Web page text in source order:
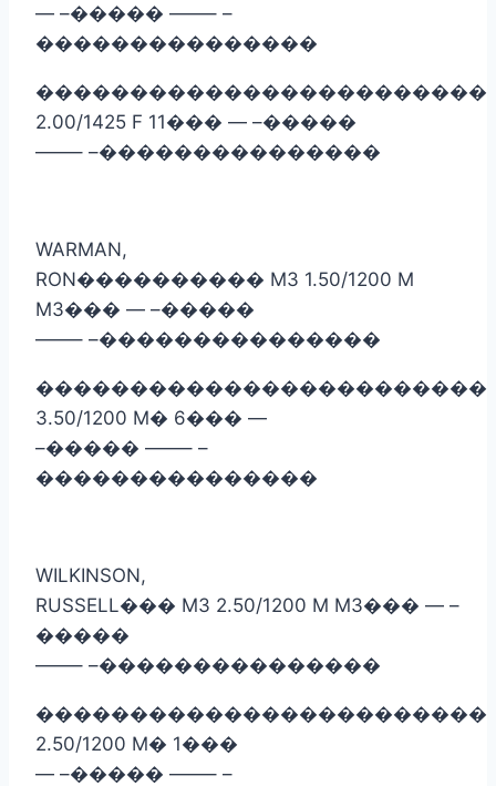
— –����� ——– –
���������������
������������������������
2.00/1425 F 11��� — –�����
——– –���������������
WARMAN,
RON���������� M3 1.50/1200 M
M3��� — –�����
——– –���������������
������������������������
3.50/1200 M� 6��� —
–����� ——– –
���������������
WILKINSON,
RUSSELL��� M3 2.50/1200 M M3��� — –
�����
——– –���������������
������������������������
2.50/1200 M� 1���
— –����� ——– –